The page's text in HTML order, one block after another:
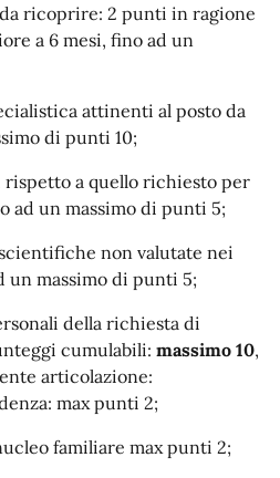
ricoprire: 2 punti in ragione
a 6 mesi, fino ad un
attinenti al posto da
di punti 10;
a quello richiesto per
ad un massimo di punti 5;
non valutate nei
massimo di punti 5;
della richiesta di
cumulabili: massimo 10,
articolazione:
max punti 2;
familiare max punti 2;